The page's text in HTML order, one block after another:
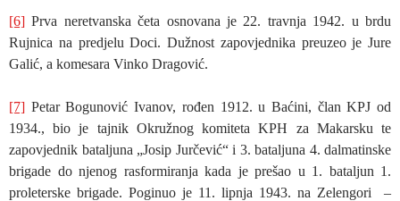
[6] Prva neretvanska četa osnovana je 22. travnja 1942. u brdu
Rujnica na predjelu Doci. Dužnost zapovjednika preuzeo je Jure
Galić, a komesara Vinko Dragović.
[7] Petar Bogunović Ivanov, rođen 1912. u Baćini, član KPJ od
1934., bio je tajnik Okružnog komiteta KPH za Makarsku te
zapovjednik bataljuna „Josip Jurčević“ i 3. bataljuna 4. dalmatinske
brigade do njenog rasformiranja kada je prešao u 1. bataljun 1.
proleterske brigade. Poginuo je 11. lipnja 1943. na Zelengori –